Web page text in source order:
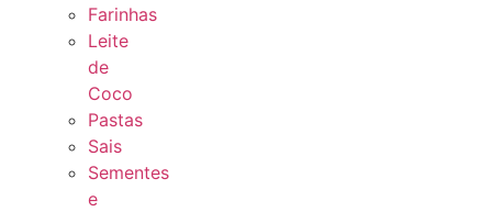
Farinhas
Leite
de
Coco
Pastas
Sais
Sementes
e